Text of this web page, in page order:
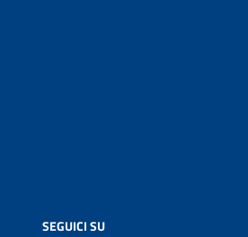
SEGUICI SU